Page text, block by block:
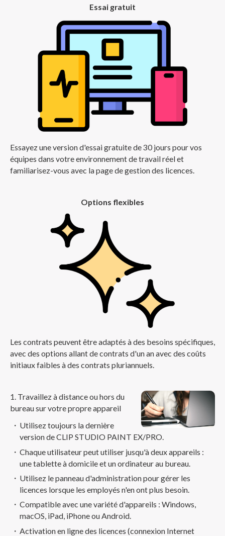
Essai gratuit
Essayez une version d'essai gratuite de 30 jours pour vos
équipes dans votre environnement de travail réel et
familiarisez-vous avec la page de gestion des licences.
Options flexibles
Les contrats peuvent être adaptés à des besoins spécifiques,
avec des options allant de contrats d'un an avec des coûts
initiaux faibles à des contrats pluriannuels.
1. Travaillez à distance ou hors du
bureau sur votre propre appareil
Utilisez toujours la dernière
version de CLIP STUDIO PAINT EX/PRO.
Chaque utilisateur peut utiliser jusqu'à deux appareils :
une tablette à domicile et un ordinateur au bureau.
Utilisez le panneau d'administration pour gérer les
licences lorsque les employés n'en ont plus besoin.
Compatible avec une variété d'appareils : Windows,
macOS, iPad, iPhone ou Android.
Activation en ligne des licences (connexion Internet